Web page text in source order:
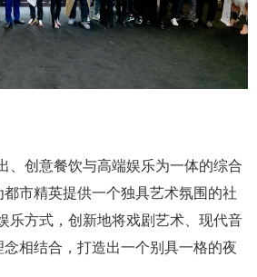
、创意餐饮与高端娱乐为一体的综合
市精英提供一个独具艺术氛围的社
乐方式，创新地将戏剧艺术、现代音
相结合，打造出一个别具一格的夜